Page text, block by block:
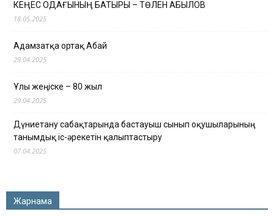
КЕҢЕС ОДАҒЫНЫҢ БАТЫРЫ – ТӨЛЕН ҚАБЫЛОВ
18.05.2025
Адамзатқа ортақ Абай
29.04.2025
Ұлы жеңіске – 80 жыл
29.04.2025
Дүниетану сабақтарында бастауыш сынып оқушыларының
танымдық іс-әрекетін қалыптастыру
07.04.2025
Жарнама